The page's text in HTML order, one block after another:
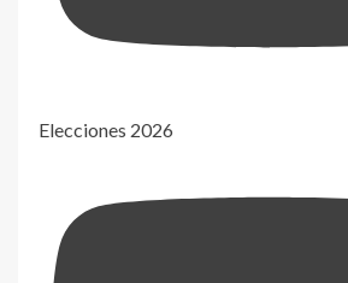
Elecciones 2026